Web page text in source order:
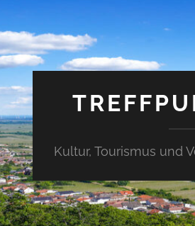
Kultur, Tourismus und